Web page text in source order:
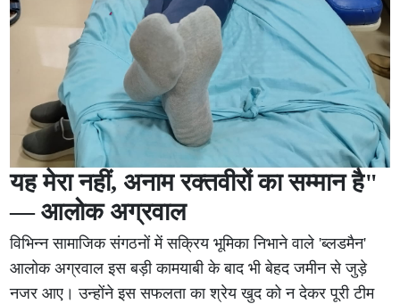
यह मेरा नहीं, अनाम रक्तवीरों का सम्मान है"
— आलोक अग्रवाल
विभिन्न सामाजिक संगठनों में सक्रिय भूमिका निभाने वाले 'ब्लडमैन'
आलोक अग्रवाल इस बड़ी कामयाबी के बाद भी बेहद जमीन से जुड़े
नजर आए। उन्होंने इस सफलता का श्रेय खुद को न देकर पूरी टीम